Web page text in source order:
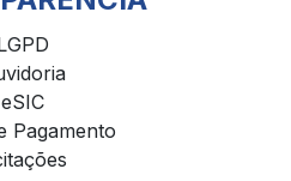
eSIC
Pagamento